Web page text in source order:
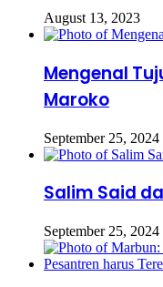
August 13, 2023
Mengenal
Maroko
September 25, 2024
Salim Said
September 25, 2024